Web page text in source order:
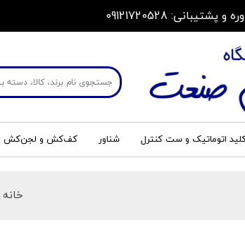
و پشتیبانی: 09121720528
اتوماتیک و ست کنترل شناور کف‌کش و لجن‌کش
خانه